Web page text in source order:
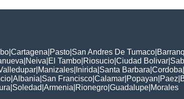
Cartagena Pasto San Andres De Tumaco
Neiva El Tambo Riosucio Ciudad Bolivar
Manizales Inirida Santa Barbara Cordoba
Albania San Francisco Calamar Popayan Paez
Soledad Armenia Rionegro Guadalupe Morales